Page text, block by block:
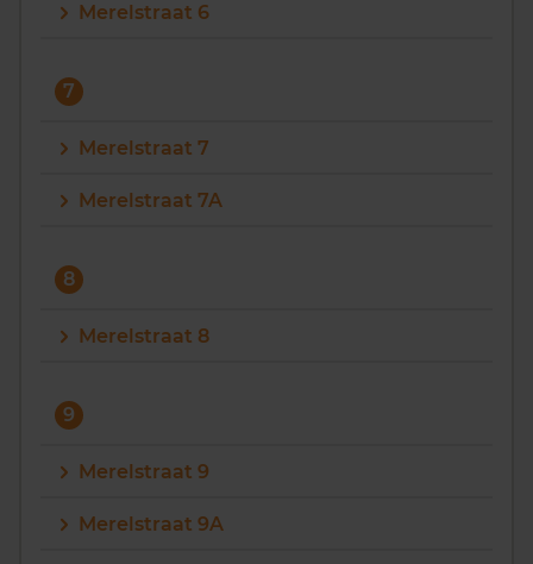
Merelstraat 6
7
Merelstraat 7
Merelstraat 7A
8
Merelstraat 8
9
Merelstraat 9
Merelstraat 9A